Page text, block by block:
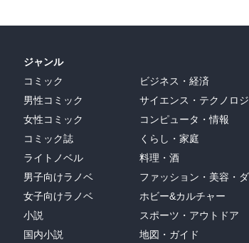
ジャンル
コミック
男性コミック
女性コミック
コミック誌
ライトノベル
男子向けラノベ
女子向けラノベ
小説
国内小説
ビジネス・経済
サイエンス・テクノロ
コンピュータ・情報
くらし・家庭
料理・酒
ファッション・美容・
ホビー&カルチャー
スポーツ・アウトドア
地図・ガイド